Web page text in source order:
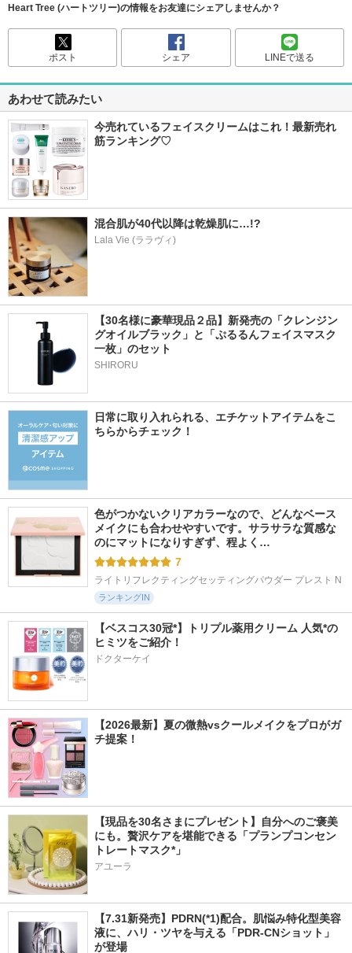
Heart Tree (ハートツリー)の情報をお友達にシェアしませんか？
ポスト シェア LINEで送る
あわせて読みたい
今売れているフェイスクリームはこれ！最新売れ
筋ランキング♡
混合肌が40代以降は乾燥肌に…!?
Lala Vie (ララヴィ)
【30名様に豪華現品２品】新発売の「クレンジン
グオイルブラック」と「ぷるるんフェイスマスク
一枚」のセット
SHIRORU
日常に取り入れられる、エチケットアイテムをこ
ちらからチェック！
色がつかないクリアカラーなので、どんなベース
メイクにも合わせやすいです。サラサラな質感な
のにマットになりすぎず、程よく…
7
ライトリフレクティングセッティングパウダー プレスト N
ランキングIN
【ベスコス30冠*】トリプル薬用クリーム 人気*の
ヒミツをご紹介！
ドクターケイ
【2026最新】夏の微熱vsクールメイクをプロがガ
チ提案！
【現品を30名さまにプレゼント】自分へのご褒美
にも。贅沢ケアを堪能できる「プランプコンセン
トレートマスク*」
アユーラ
【7.31新発売】PDRN(*1)配合。肌悩み特化型美容
液に、ハリ・ツヤを与える「PDR-CNショット」
が登場